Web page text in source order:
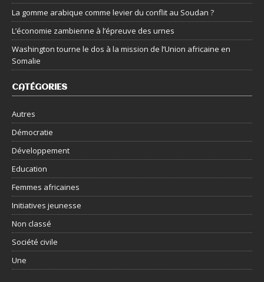
La gomme arabique comme levier du conflit au Soudan ?
L’économie zambienne à l’épreuve des urnes
Washington tourne le dos à la mission de l’Union africaine en
Somalie
CATÉGORIES
Autres
Démocratie
Développement
Education
Femmes africaines
Initiatives jeunesse
Non classé
Société civile
Une